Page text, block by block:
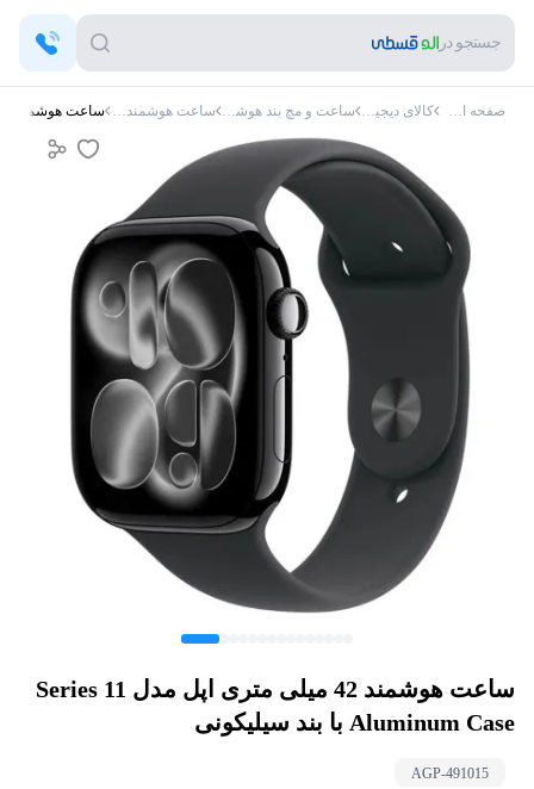
جستجو در
صفحه اصلی کالای دیجیتال ساعت و مچ بند هوشمند ساعت هوشمند اپل ساعت هوشمند 42 میلی متری اپل مدل Series 11 Aluminum Case با بند سیلیکونی
ساعت هوشمند 42 میلی متری اپل مدل Series 11
Aluminum Case با بند سیلیکونی
AGP-491015